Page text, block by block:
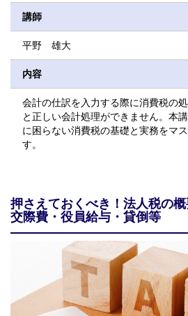
講師
平野 雄大
内容
会計の仕訳を入力する際に消費税の
と正しい会計処理ができません。本
に困らない消費税の基礎と実務をマ
す。
押さえておくべき！法人税の
交際費・役員給与・貸倒等